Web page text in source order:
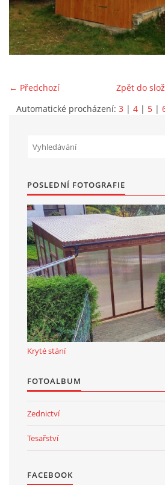
549 46
+420 731561027
zete@zete.cz
www.zete.cz | Aktualizováno:
← Předchozí
Zpět do
Automatické procházení: 3 | 4 | 5 |
POSLEDNÍ FOTOGRAFIE
Kryté stání
FOTOALBUM
Zednictví
Tesařství
FACEBOOK